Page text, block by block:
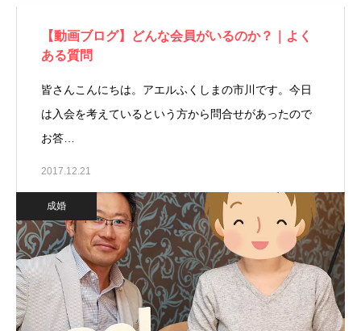
【動画ブログ】どんな会員がいるのか？｜よく
ある質問
皆さんこんにちは。アエルふくしまの市川です。今日
は入会を考えているという方から問合せがあったので
お答…
2017.12.21
成婚